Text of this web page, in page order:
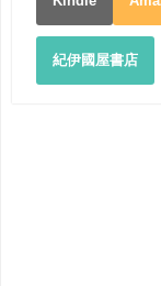
紀伊國屋書店